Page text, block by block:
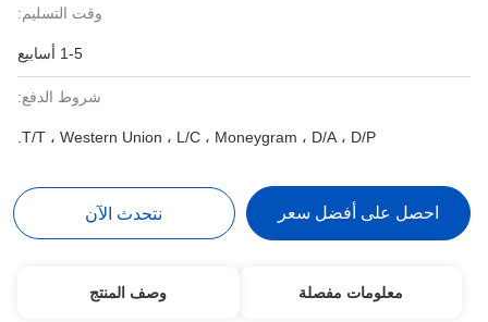
وقت التسليم:
1-5 أسابيع
شروط الدفع:
T/T ، Western Union ، L/C ، Moneygram ، D/A ، D/P.
احصل على أفضل سعر نتحدث الآن
معلومات مفصلة وصف المنتج